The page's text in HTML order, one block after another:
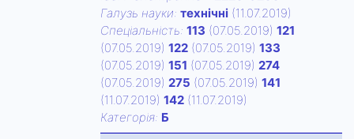
Галузь науки: технічні (11.07.2019)
Спецiальнiсть: 113 (07.05.2019) 121
(07.05.2019) 122 (07.05.2019) 133
(07.05.2019) 151 (07.05.2019) 274
(07.05.2019) 275 (07.05.2019) 141
(11.07.2019) 142 (11.07.2019)
Категорiя: Б